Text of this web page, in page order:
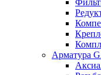
Арматура